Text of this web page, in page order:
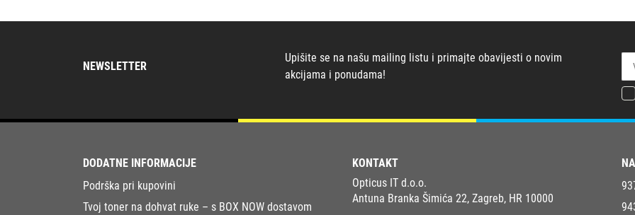
NEWSLETTER
Upišite se na našu mailing listu i primajte obavijesti o novim
akcijama i ponudama!
DODATNE INFORMACIJE
Podrška pri kupovini
Tvoj toner na dohvat ruke – s BOX NOW dostavom
KONTAKT
Opticus IT d.o.o.
Antuna Branka Šimića 22, Zagreb, HR 10000